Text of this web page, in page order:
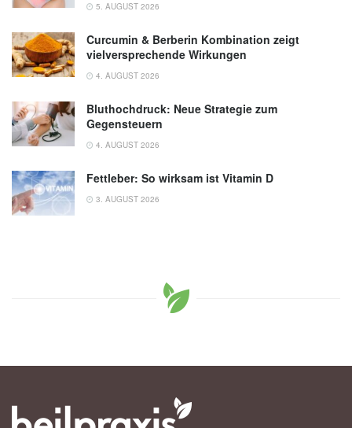
5. AUGUST 2026
Curcumin & Berberin Kombination zeigt
vielversprechende Wirkungen
4. AUGUST 2026
Bluthochdruck: Neue Strategie zum
Gegensteuern
4. AUGUST 2026
Fettleber: So wirksam ist Vitamin D
3. AUGUST 2026